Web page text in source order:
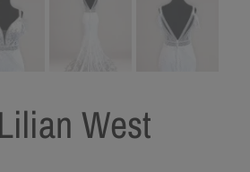
West